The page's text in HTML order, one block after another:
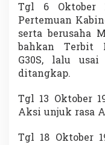
Tgl 6 Oktober
Pertemuan
serta berusaha
bahkan Terbit
G30S, lalu
ditangkap.
Tgl 13 Oktober
Aksi unjuk rasa
Tgl 18 Oktober